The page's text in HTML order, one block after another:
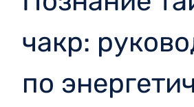
чакр:
по